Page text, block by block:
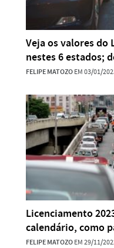
Veja os valores do
nestes 6 estados;
FELIPE MATOZOEM 03/01/
Licenciamento
calendário, como
FELIPE MATOZOEM 29/11/